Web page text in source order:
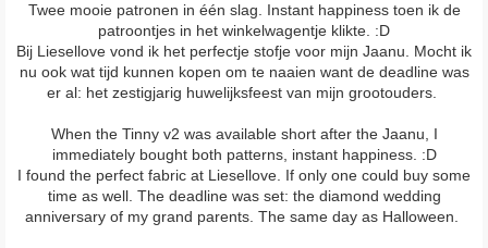
Twee mooie patronen in één slag. Instant happiness toen ik de
patroontjes in het winkelwagentje klikte. :D
Bij Liesellove vond ik het perfectje stofje voor mijn Jaanu. Mocht ik
nu ook wat tijd kunnen kopen om te naaien want de deadline was
er al: het zestigjarig huwelijksfeest van mijn grootouders.
When the Tinny v2 was available short after the Jaanu, I
immediately bought both patterns, instant happiness. :D
I found the perfect fabric at Liesellove. If only one could buy some
time as well. The deadline was set: the diamond wedding
anniversary of my grand parents. The same day as Halloween.